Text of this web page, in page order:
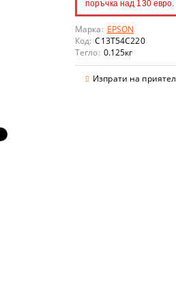
поръчка над 130 евро.
Марка: EPSON
Код: C13T54C220
Тегло: 0.125кг
Изпрати на приятел